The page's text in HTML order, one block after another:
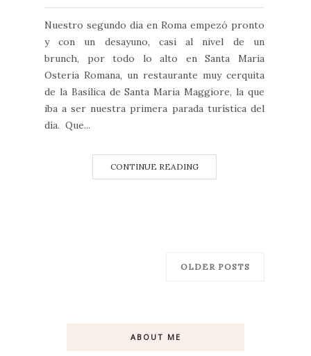
Nuestro segundo día en Roma empezó pronto
y con un desayuno, casi al nivel de un
brunch, por todo lo alto en Santa Maria
Osteria Romana, un restaurante muy cerquita
de la Basílica de Santa Maria Maggiore, la que
iba a ser nuestra primera parada turística del
día. Que...
CONTINUE READING
OLDER POSTS
ABOUT ME